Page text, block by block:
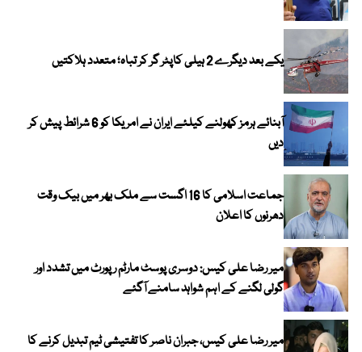
یکے بعد دیگرے 2 ہیلی کاپٹر گر کر تباہ؛ متعدد ہلاکتیں
آبنائے ہرمز کھولنے کیلئے ایران نے امریکا کو 6 شرائط پیش کر
دیں
جماعت اسلامی کا 16 اگست سے ملک بھر میں بیک وقت
دھرنوں کا اعلان
میر رضا علی کیس: دوسری پوسٹ مارٹم رپورٹ میں تشدد اور
گولی لگنے کے اہم شواہد سامنے آگئے
میر رضا علی کیس، جبران ناصر کا تفتیشی ٹیم تبدیل کرنے کا